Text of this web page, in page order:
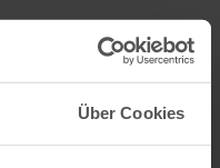
Über Cookies
au contenu principal
à la recherche
à la navigation
au pied de page
RECHERCHE MENU
a été publiée
Kopphof sur